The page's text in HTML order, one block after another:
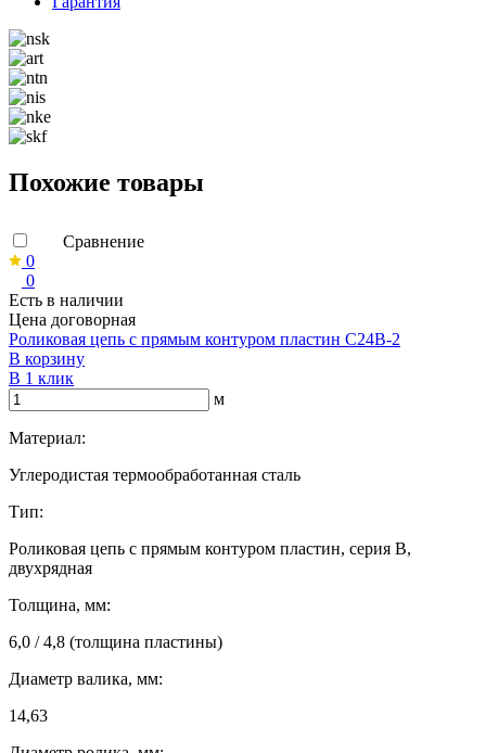
Похожие товары
Сравнение
0
0
Есть в наличии
Цена договорная
Роликовая цепь с прямым контуром пластин C24B-2
В корзину
В 1 клик
м
Материал:
Углеродистая термообработанная сталь
Тип:
Роликовая цепь с прямым контуром пластин, серия B,
двухрядная
Толщина, мм:
6,0 / 4,8 (толщина пластины)
Диаметр валика, мм:
14,63